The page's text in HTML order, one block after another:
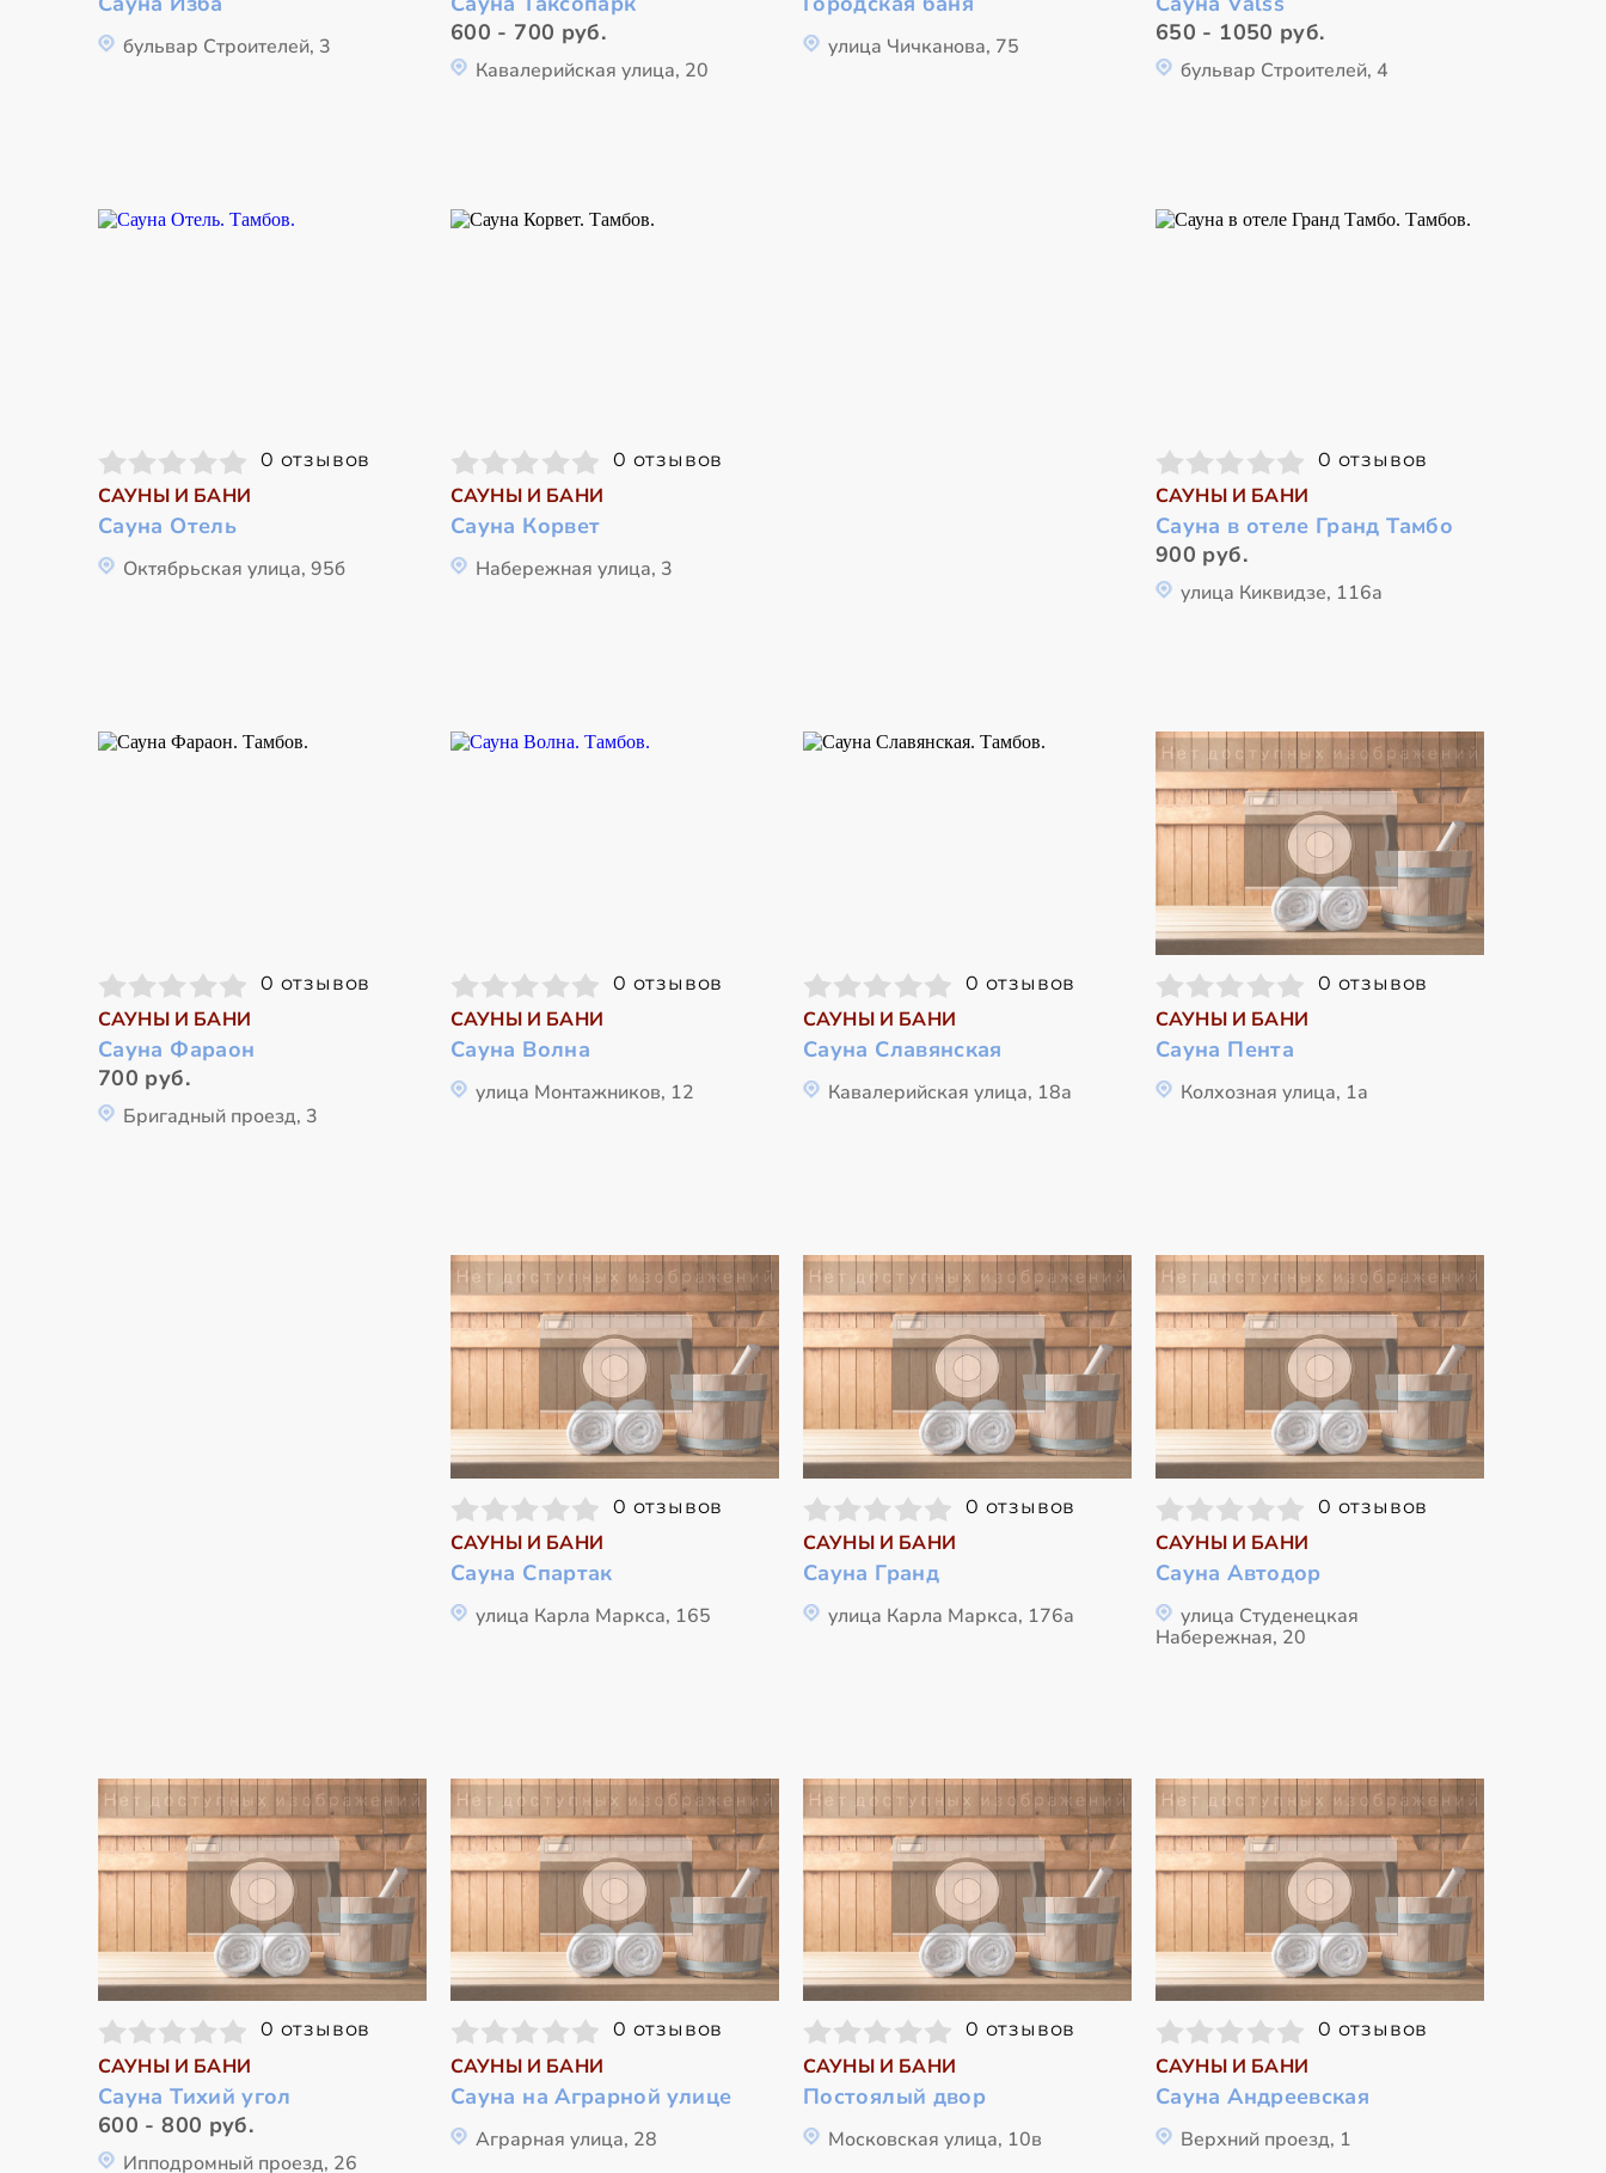
бульвар Строителей, 3
600 - 700 руб.
Кавалерийская улица, 20
улица Чичканова, 75
650 - 1050 руб.
бульвар Строителей, 4
0 отзывов
САУНЫ И БАНИ
Сауна Отель
Октябрьская улица, 95б
0 отзывов
САУНЫ И БАНИ
Сауна Корвет
Набережная улица, 3
0 отзывов
САУНЫ И БАНИ
Сауна в отеле Гранд Тамбо
900 руб.
улица Киквидзе, 116а
0 отзывов
САУНЫ И БАНИ
Сауна Фараон
700 руб.
Бригадный проезд, 3
0 отзывов
САУНЫ И БАНИ
Сауна Волна
улица Монтажников, 12
0 отзывов
САУНЫ И БАНИ
Сауна Славянская
Кавалерийская улица, 18а
0 отзывов
САУНЫ И БАНИ
Сауна Пента
Колхозная улица, 1а
0 отзывов
САУНЫ И БАНИ
Сауна Спартак
улица Карла Маркса, 165
0 отзывов
САУНЫ И БАНИ
Сауна Гранд
улица Карла Маркса, 176а
0 отзывов
САУНЫ И БАНИ
Сауна Автодор
улица Студенецкая
Набережная, 20
0 отзывов
САУНЫ И БАНИ
Сауна Тихий угол
600 - 800 руб.
Ипподромный проезд, 26
0 отзывов
САУНЫ И БАНИ
Сауна на Аграрной улице
Аграрная улица, 28
0 отзывов
САУНЫ И БАНИ
Постоялый двор
Московская улица, 10в
0 отзывов
САУНЫ И БАНИ
Сауна Андреевская
Верхний проезд, 1